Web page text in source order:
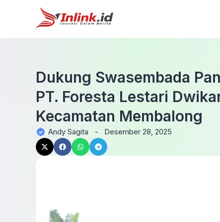
Dukung Swasembada
PT. Foresta Lestari
Kecamatan Membalong
Andy Sagita - Desember 28, 2025